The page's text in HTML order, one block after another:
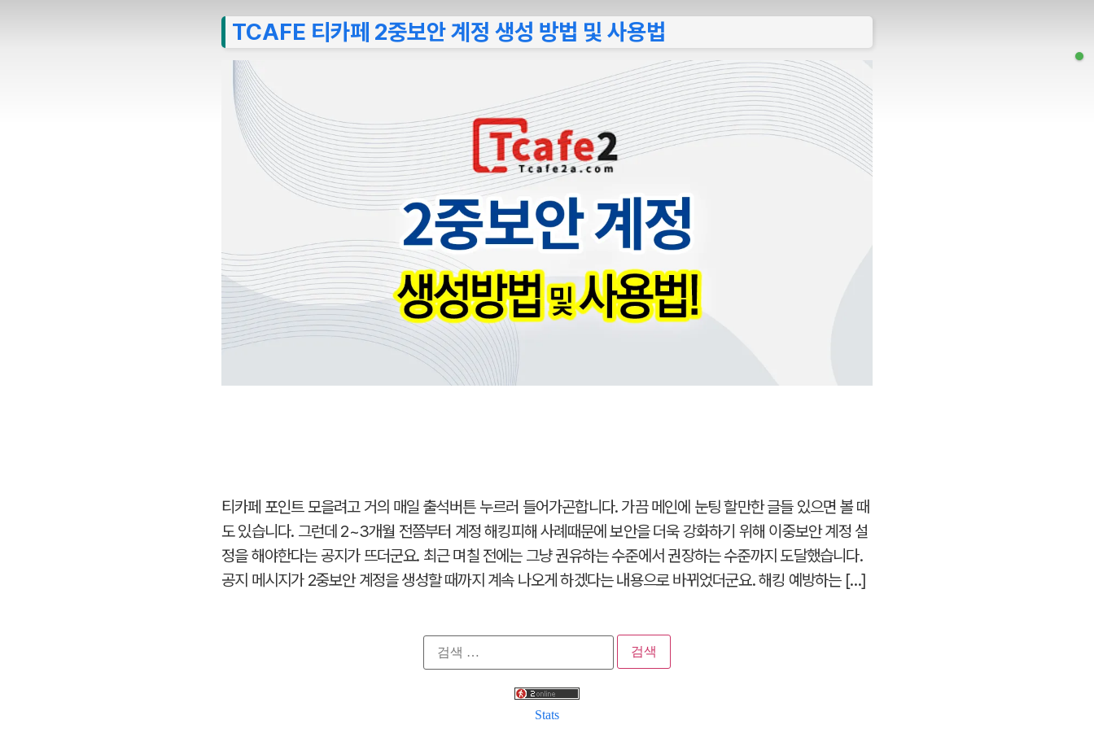
TCAFE 티카페 2중보안 계정 생성 방법 및 사용법
티카페 포인트 모을려고 거의 매일 출석버튼 누르러 들어가곤합니다. 가끔 메인에 눈팅 할만한 글들 있으면 볼 때
도 있습니다. 그런데 2~3개월 전쯤부터 계정 해킹피해 사례때문에 보안을 더욱 강화하기 위해 이중보안 계정 설
정을 해야한다는 공지가 뜨더군요. 최근 며칠 전에는 그냥 권유하는 수준에서 권장하는 수준까지 도달했습니다.
공지 메시지가 2중보안 계정을 생성할 때까지 계속 나오게 하겠다는 내용으로 바뀌었더군요. 해킹 예방하는 […]
검
색:
Stats